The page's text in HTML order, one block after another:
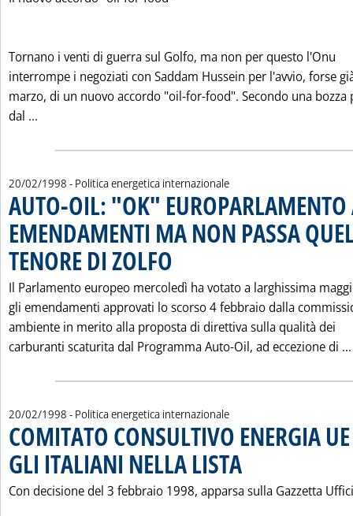
Tornano i venti di guerra sul Golfo, ma non per questo l'Onu
interrompe i negoziati con Saddam Hussein per l'avvio, forse
marzo, di un nuovo accordo "oil-for-food". Secondo una bozza
dal ...
20/02/1998 - Politica energetica internazionale
AUTO-OIL: "OK" EUROPARLAMENTO
EMENDAMENTI MA NON PASSA
TENORE DI ZOLFO
Il Parlamento europeo mercoledì ha votato a larghissima
gli emendamenti approvati lo scorso 4 febbraio dalla
ambiente in merito alla proposta di direttiva sulla qualità dei
carburanti scaturita dal Programma Auto-Oil, ad eccezione di ...
20/02/1998 - Politica energetica internazionale
COMITATO CONSULTIVO ENERGIA
GLI ITALIANI NELLA LISTA
Con decisione del 3 febbraio 1998, apparsa sulla Gazzetta